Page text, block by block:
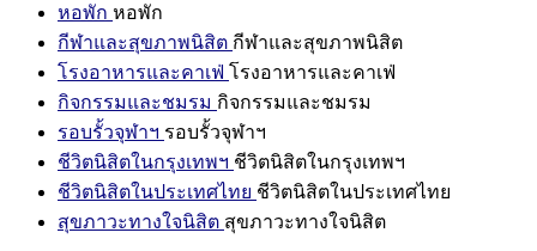
หอพัก หอพัก
กีฬาและสุขภาพนิสิต กีฬาและสุขภาพนิสิต
โรงอาหารและคาเฟ่ โรงอาหารและคาเฟ่
กิจกรรมและชมรม กิจกรรมและชมรม
รอบรั้วจุฬาฯ รอบรั้วจุฬาฯ
ชีวิตนิสิตในกรุงเทพฯ ชีวิตนิสิตในกรุงเทพฯ
ชีวิตนิสิตในประเทศไทย ชีวิตนิสิตในประเทศไทย
สุขภาวะทางใจนิสิต สุขภาวะทางใจนิสิต